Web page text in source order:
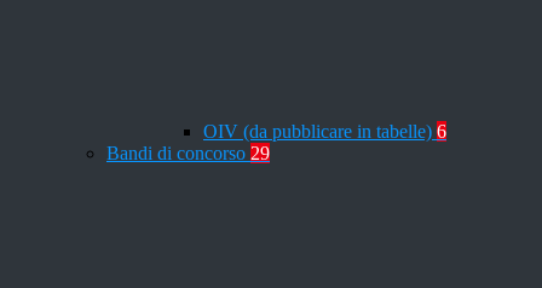
OIV (da pubblicare in tabelle) 6
Bandi di concorso 29